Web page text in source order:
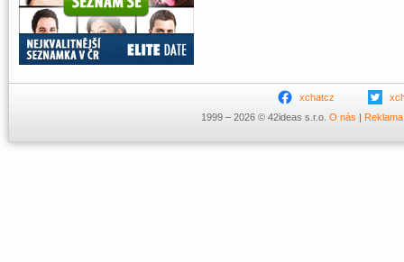
xchatcz
1999 – 2026 © 42ideas s.r.o. O nás | Reklama